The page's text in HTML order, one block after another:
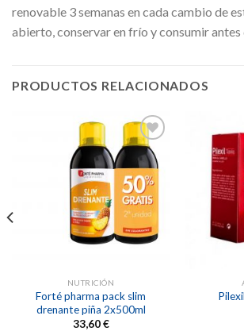
renovable 3 semanas en cada cambio de
abierto, conservar en frío y consumir antes
PRODUCTOS RELACIONADOS
Añadir
a la
lista de
deseos
NUTRICIÓN
Forté pharma pack slim
drenante piña 2x500ml
33,60€